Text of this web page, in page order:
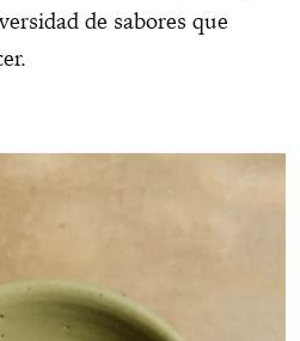
de sabores que